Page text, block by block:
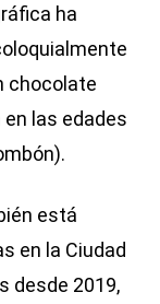
ha
chocolate
en las edades
está
en la Ciudad
desde 2019,